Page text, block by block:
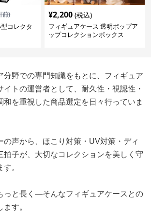
前)
コレクタ
¥2,200 (税込)
フィギュアケース 透明ポップア
ップコレクションボックス
分野での専門知識をもとに、フィギュア
イトの運営者として、耐久性・視認性・
和を重視した商品選定を日々行っていま
の声から、ほこり対策・UV対策・ディ
拍子が、大切なコレクションを美しく守
。
っと長く—そんなフィギュアケースとの
す。